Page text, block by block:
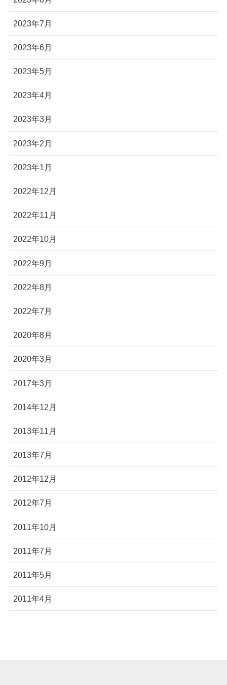
2023年7月
2023年6月
2023年5月
2023年4月
2023年3月
2023年2月
2023年1月
2022年12月
2022年11月
2022年10月
2022年9月
2022年8月
2022年7月
2020年8月
2020年3月
2017年3月
2014年12月
2013年11月
2013年7月
2012年12月
2012年7月
2011年10月
2011年7月
2011年5月
2011年4月